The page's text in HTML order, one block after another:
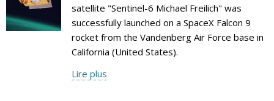
satellite "Sentinel-6 Michael Freilich" was
successfully launched on a SpaceX Falcon 9
rocket from the Vandenberg Air Force base in
California (United States).
Lire plus